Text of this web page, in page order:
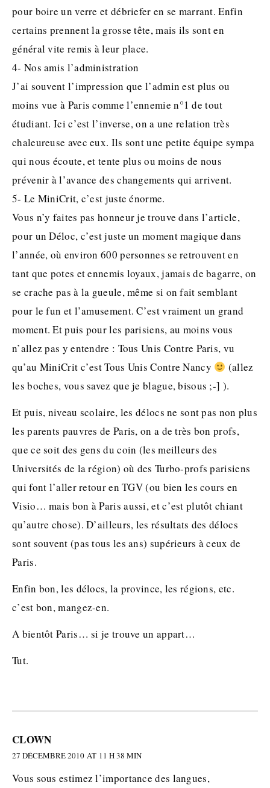
pour boire un verre et débriefer en se marrant. Enfin
certains prennent la grosse tête, mais ils sont en
général vite remis à leur place.
4- Nos amis l’administration
J’ai souvent l’impression que l’admin est plus ou
moins vue à Paris comme l’ennemie n°1 de tout
étudiant. Ici c’est l’inverse, on a une relation très
chaleureuse avec eux. Ils sont une petite équipe sympa
qui nous écoute, et tente plus ou moins de nous
prévenir à l’avance des changements qui arrivent.
5- Le MiniCrit, c’est juste énorme.
Vous n’y faites pas honneur je trouve dans l’article,
pour un Déloc, c’est juste un moment magique dans
l’année, où environ 600 personnes se retrouvent en
tant que potes et ennemis loyaux, jamais de bagarre, on
se crache pas à la gueule, même si on fait semblant
pour le fun et l’amusement. C’est vraiment un grand
moment. Et puis pour les parisiens, au moins vous
n’allez pas y entendre : Tous Unis Contre Paris, vu
qu’au MiniCrit c’est Tous Unis Contre Nancy
(allez
les boches, vous savez que je blague, bisous ;-] ).
Et puis, niveau scolaire, les délocs ne sont pas non plus
les parents pauvres de Paris, on a de très bon profs,
que ce soit des gens du coin (les meilleurs des
Universités de la région) où des Turbo-profs parisiens
qui font l’aller retour en TGV (ou bien les cours en
Visio… mais bon à Paris aussi, et c’est plutôt chiant
qu’autre chose). D’ailleurs, les résultats des délocs
sont souvent (pas tous les ans) supérieurs à ceux de
Paris.
Enfin bon, les délocs, la province, les régions, etc.
c’est bon, mangez-en.
A bientôt Paris… si je trouve un appart…
Tut.
CLOWN
27 DÉCEMBRE 2010 AT 11 H 38 MIN
Vous sous estimez l’importance des langues,